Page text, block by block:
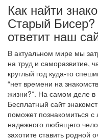
Как найти
Старый Бисер?
ответит наш
В актуальном мире мы
на труд и саморазвитие,
круглый год куда-то
“нет времени на
жизни?”. На самом деле в
Бесплатный сайт
поможет познакомиться
надежного любящего
захотите ставить родной